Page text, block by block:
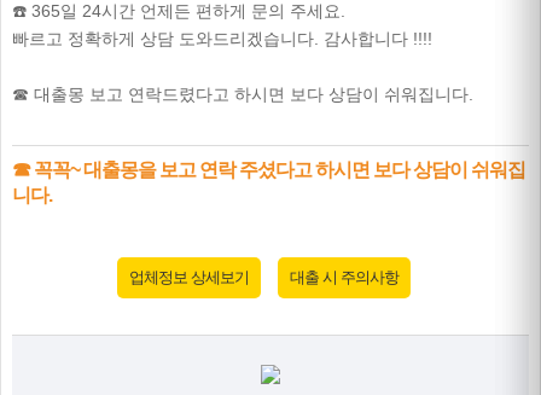
☎️ 365일 24시간 언제든 편하게 문의 주세요.
빠르고 정확하게 상담 도와드리겠습니다. 감사합니다 !!!!
☎ 대출몽 보고 연락드렸다고 하시면 보다 상담이 쉬워집니다.
☎ 꼭꼭~ 대출몽을 보고 연락 주셨다고 하시면 보다 상담이 쉬워집
니다.
업체정보 상세보기 대출 시 주의사항